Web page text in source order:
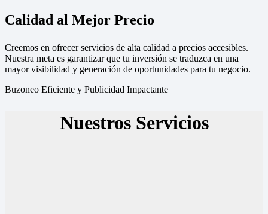
Calidad al Mejor Precio
Creemos en ofrecer servicios de alta calidad a precios accesibles.
Nuestra meta es garantizar que tu inversión se traduzca en una
mayor visibilidad y generación de oportunidades para tu negocio.
Buzoneo Eficiente y Publicidad Impactante
Nuestros Servicios